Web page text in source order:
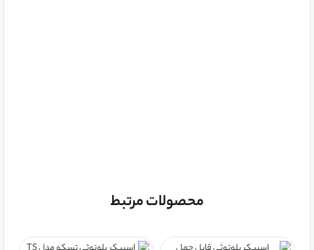
محصولات مرتبط